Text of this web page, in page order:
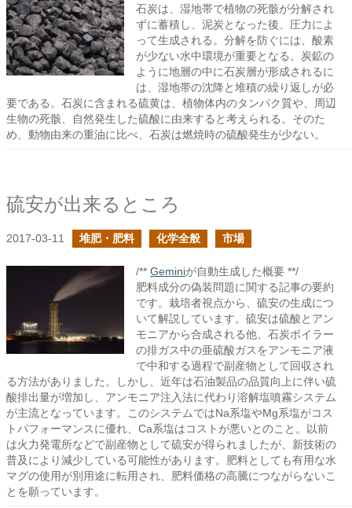
石炭は、湿地帯で植物の死骸が分解され
ずに蓄積し、泥炭となった後、圧力によ
って生成される。分解を防ぐには、酸素
が少ない水中環境が重要となる。炭鉱の
ように地層の中に石炭層が形成されるに
は、湿地帯の沈降と堆積の繰り返しが必
要である。石炭に含まれる硫黄は、植物体内のタンパク質や、周辺
生物の死骸、自然発生した硫酸に由来すると考えられる。そのた
め、動物由来の重油に比べ、石炭は燃焼時の硫酸発生が少ない。
硫安が出来るところ
2017-03-11 堆肥・肥料 化学全般 市場
/** Geminiが自動生成した概要 **/
肥料成分の偽装問題に関する記事の要約
です。栽培者視点から、硫安の生成につ
いて解説しています。硫安は硫酸とアン
モニアから合成される他、石炭ボイラー
の排ガス中の亜硫酸ガスをアンモニア液
で中和する過程で副産物として回収され
る方法がありました。しかし、近年は石油製品の品質向上に伴い硫
酸排出量が増加し、アンモニア注入法に代わり溶解塩噴霧システム
が主流となっています。このシステムではNa系塩やMg系塩がコス
トパフォーマンスに優れ、Ca系塩はコストが悪いとのこと。以前
は火力発電所などで副産物として硫安が得られましたが、新技術の
普及により減少している可能性があります。肥料としても有用な水
マグの使用が別用途に転用され、肥料価格の高騰につながらないこ
とを願っています。